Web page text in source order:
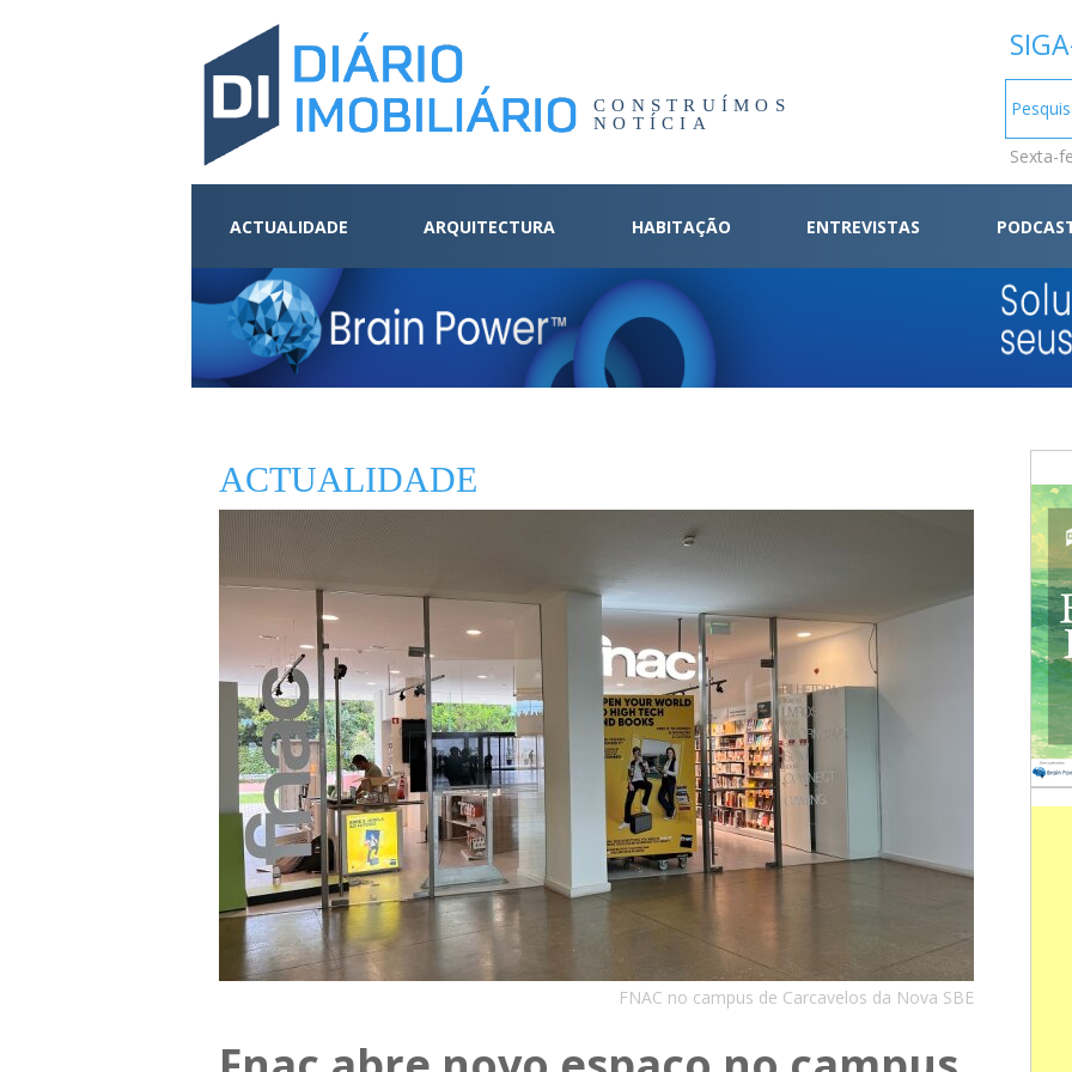
CONSTRUÍMOS
NOTÍCIA
Sexta-
ACTUALIDADE ARQUITECTURA HABITAÇÃO ENTREVISTAS
ACTUALIDADE
FNAC no campus de Carcavelos da Nova SBE